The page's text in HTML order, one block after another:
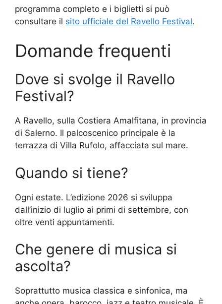
programma completo e i biglietti si può
consultare il sito ufficiale del Ravello Festival.
Domande frequenti
Dove si svolge il Ravello
Festival?
A Ravello, sulla Costiera Amalfitana, in provincia
di Salerno. Il palcoscenico principale è la
terrazza di Villa Rufolo, affacciata sul mare.
Quando si tiene?
Ogni estate. L’edizione 2026 si sviluppa
dall’inizio di luglio ai primi di settembre, con
oltre venti appuntamenti.
Che genere di musica si
ascolta?
Soprattutto musica classica e sinfonica, ma